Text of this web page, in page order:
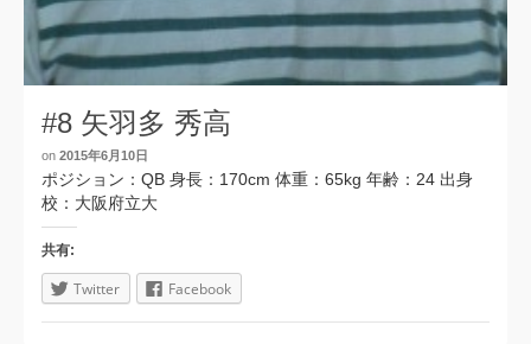
#8 矢羽多 秀高
on 2015年6月10日
ポジション：QB 身長：170cm 体重：65kg 年齢：24 出身
校：大阪府立大
共有:
Twitter Facebook